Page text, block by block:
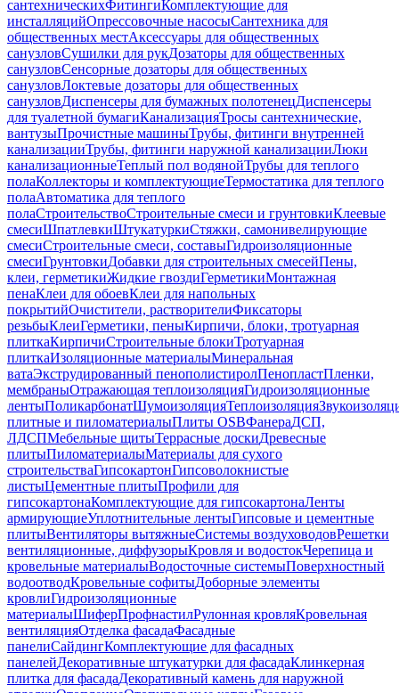
сантехническихФитингиКомплектующие для
инсталляцийОпрессовочные насосыСантехника для
общественных местАксессуары для общественных
санузловСушилки для рукДозаторы для общественных
санузловСенсорные дозаторы для общественных
санузловЛоктевые дозаторы для общественных
санузловДиспенсеры для бумажных полотенецДиспенсеры
для туалетной бумагиКанализацияТросы сантехнические,
вантузыПрочистные машиныТрубы, фитинги внутренней
канализацииТрубы, фитинги наружной канализацииЛюки
канализационныеТеплый пол водянойТрубы для теплого
полаКоллекторы и комплектующиеТермостатика для теплого
полаАвтоматика для теплого
полаСтроительствоСтроительные смеси и грунтовкиКлеевые
смесиШпатлевкиШтукатуркиСтяжки, самонивелирующие
смесиСтроительные смеси, составыГидроизоляционные
смесиГрунтовкиДобавки для строительных смесейПены,
клеи, герметикиЖидкие гвоздиГерметикиМонтажная
пенаКлеи для обоевКлеи для напольных
покрытийОчистители, растворителиФиксаторы
резьбыКлеиГерметики, пеныКирпичи, блоки, тротуарная
плиткаКирпичиСтроительные блокиТротуарная
плиткаИзоляционные материалыМинеральная
ватаЭкструдированный пенополистиролПенопластПленки,
мембраныОтражающая теплоизоляцияГидроизоляционные
лентыПоликарбонатШумоизоляцияТеплоизоляция
плитные и пиломатериалыПлиты OSBФанераДСП,
ЛДСПМебельные щитыТеррасные доскиДревесные
плитыПиломатериалыМатериалы для сухого
строительстваГипсокартонГипсоволокнистые
листыЦементные плитыПрофили для
гипсокартонаКомплектующие для гипсокартонаЛенты
армирующиеУплотнительные лентыГипсовые и цементные
плитыВентиляторы вытяжныеСистемы воздуховодовРешетки
вентиляционные, диффузорыКровля и водостокЧерепица и
кровельные материалыВодосточные системыПоверхностный
водоотводКровельные софитыДоборные элементы
кровлиГидроизоляционные
материалыШиферПрофнастилРулонная кровляКровельная
вентиляцияОтделка фасадаФасадные
панелиСайдингКомплектующие для фасадных
панелейДекоративные штукатурки для фасадаКлинкерная
плитка для фасадаДекоративный камень для наружной